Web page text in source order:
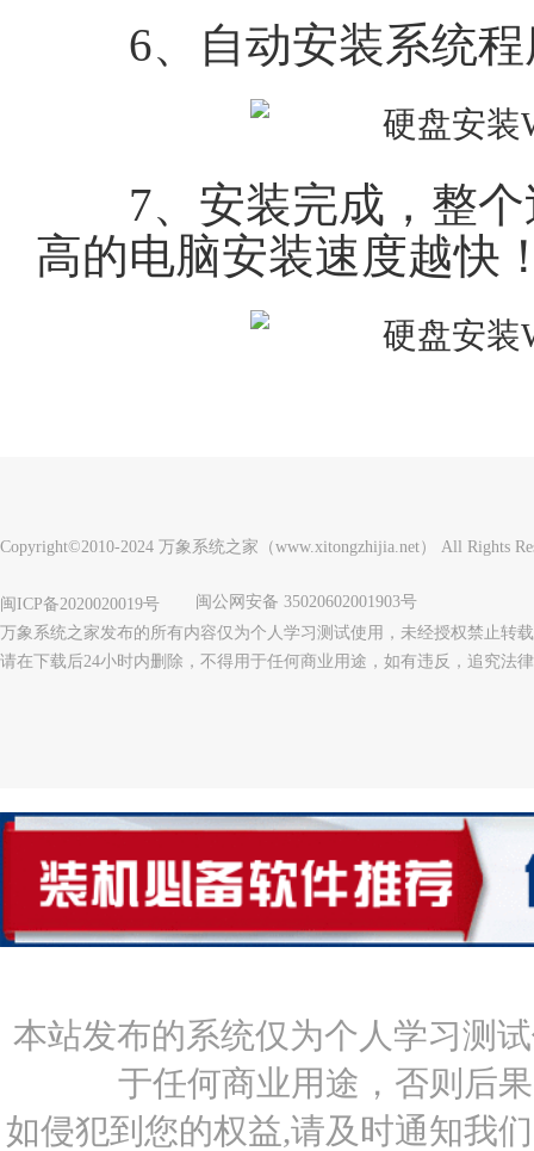
6、自动安装系统程
7、安装完成，整个
高的电脑安装速度越快
Copyright©2010-2024 万象系统之家（www.xitongzhijia.net） All Rights
闽ICP备2020020019号
闽公网安备 35020602001903号
万象系统之家发布的所有内容仅为个人学习测试使用，未经授权禁止转
请在下载后24小时内删除，不得用于任何商业用途，如有违反，追究法
本站发布的系统仅为个人学习测
于任何商业用途，否则后
如侵犯到您的权益,请及时通知我